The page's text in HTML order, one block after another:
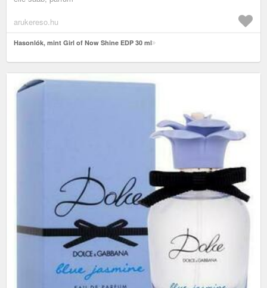
arukereso.hu
Hasonlók, mint Girl of Now Shine EDP 30 ml